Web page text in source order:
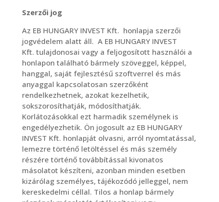
Szerzői jog
Az EB HUNGARY INVEST Kft. honlapja szerzői
jogvédelem alatt áll. A EB HUNGARY INVEST
Kft. tulajdonosai vagy a feljogosított használói a
honlapon található bármely szöveggel, képpel,
hanggal, saját fejlesztésű szoftverrel és más
anyaggal kapcsolatosan szerzőként
rendelkezhetnek, azokat kezelhetik,
sokszorosíthatják, módosíthatják.
Korlátozásokkal ezt harmadik személynek is
engedélyezhetik. Ön jogosult az EB HUNGARY
INVEST Kft. honlapját olvasni, arról nyomtatással,
lemezre történő letöltéssel és más személy
részére történő továbbítással kivonatos
másolatot készíteni, azonban minden esetben
kizárólag személyes, tájékozódó jelleggel, nem
kereskedelmi céllal. Tilos a honlap bármely